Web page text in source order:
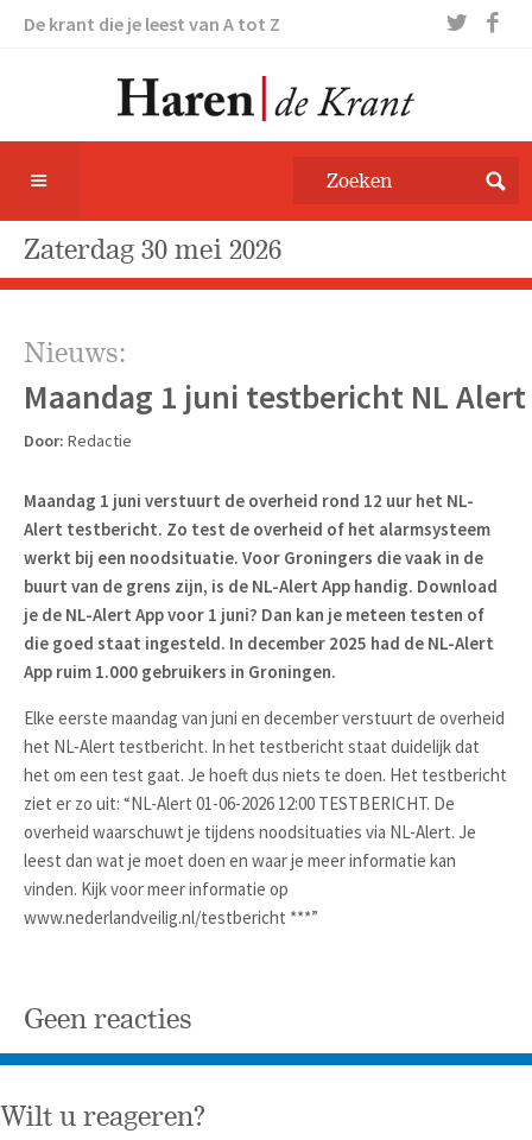
De krant die je leest van A tot Z
zaterdag 30 mei 2026
Nieuws:
Maandag 1 juni testbericht NL Alert
Door: Redactie
Maandag 1 juni verstuurt de overheid rond 12 uur het NL-
Alert testbericht. Zo test de overheid of het alarmsysteem
werkt bij een noodsituatie. Voor Groningers die vaak in de
buurt van de grens zijn, is de NL-Alert App handig. Download
je de NL-Alert App voor 1 juni? Dan kan je meteen testen of
die goed staat ingesteld. In december 2025 had de NL-Alert
App ruim 1.000 gebruikers in Groningen.
Elke eerste maandag van juni en december verstuurt de overheid
het NL-Alert testbericht. In het testbericht staat duidelijk dat
het om een test gaat. Je hoeft dus niets te doen. Het testbericht
ziet er zo uit: “NL-Alert 01-06-2026 12:00 TESTBERICHT. De
overheid waarschuwt je tijdens noodsituaties via NL-Alert. Je
leest dan wat je moet doen en waar je meer informatie kan
vinden. Kijk voor meer informatie op
www.nederlandveilig.nl/testbericht ***”
Geen reacties
Wilt u reageren?